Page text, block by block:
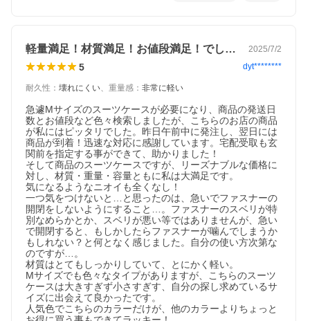
軽量満足！材質満足！お値段満足！でした！ 2025/7/2
5 dyt********
耐久性 ： 壊れにくい、 重量感 ： 非常に軽い
急遽Mサイズのスーツケースが必要になり、商品の発送日
数とお値段など色々検索しましたが、こちらのお店の商品
が私にはピッタリでした。昨日午前中に発注し、翌日には
商品が到着！迅速な対応に感謝しています。宅配受取も玄
関前を指定する事ができて、助かりました！
そして商品のスーツケースですが、リーズナブルな価格に
対し、材質・重量・容量ともに私は大満足です。
気になるようなニオイも全くなし！
一つ気をつけないと…と思ったのは、急いでファスナーの
開閉をしないようにすること…。ファスナーのスベリが特
別なめらかとか、スベリが悪い等ではありませんが、急い
で開閉すると、もしかしたらファスナーが噛んでしまうか
もしれない？と何となく感じました。自分の使い方次第な
のですが…。
材質はとてもしっかりしていて、とにかく軽い。
Mサイズでも色々なタイプがありますが、こちらのスーツ
ケースは大きすぎず小さすぎす、自分の探し求めているサ
イズに出会えて良かったです。
人気色でこちらのカラーだけが、他のカラーよりちょっと